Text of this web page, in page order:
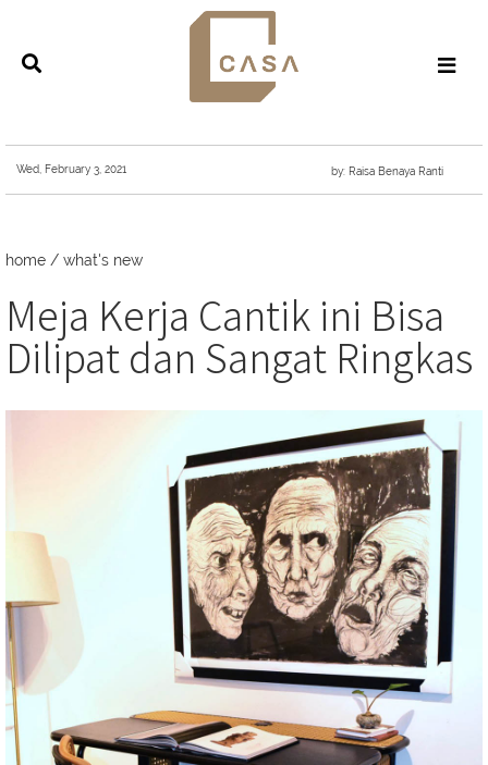
Wed, February 3, 2021 by: Raisa Benaya Ranti
home / what's new
Meja Kerja Cantik ini Bisa
Dilipat dan Sangat Ringkas